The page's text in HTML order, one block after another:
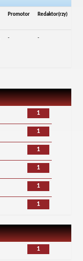
Promotor Redaktor(rzy)
- -
1
1
1
1
1
1
1